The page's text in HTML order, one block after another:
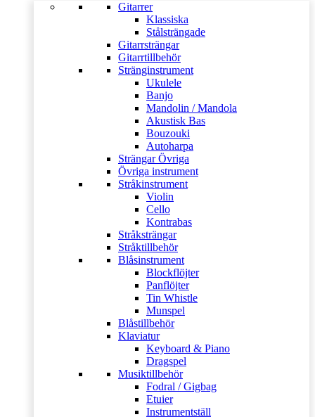
Gitarrer
Klassiska
Stålsträngade
Gitarrsträngar
Gitarrtillbehör
Stränginstrument
Ukulele
Banjo
Mandolin / Mandola
Akustisk Bas
Bouzouki
Autoharpa
Strängar Övriga
Övriga instrument
Stråkinstrument
Violin
Cello
Kontrabas
Stråksträngar
Stråktillbehör
Blåsinstrument
Blockflöjter
Panflöjter
Tin Whistle
Munspel
Blåstillbehör
Klaviatur
Keyboard & Piano
Dragspel
Musiktillbehör
Fodral / Gigbag
Etuier
Instrumentställ